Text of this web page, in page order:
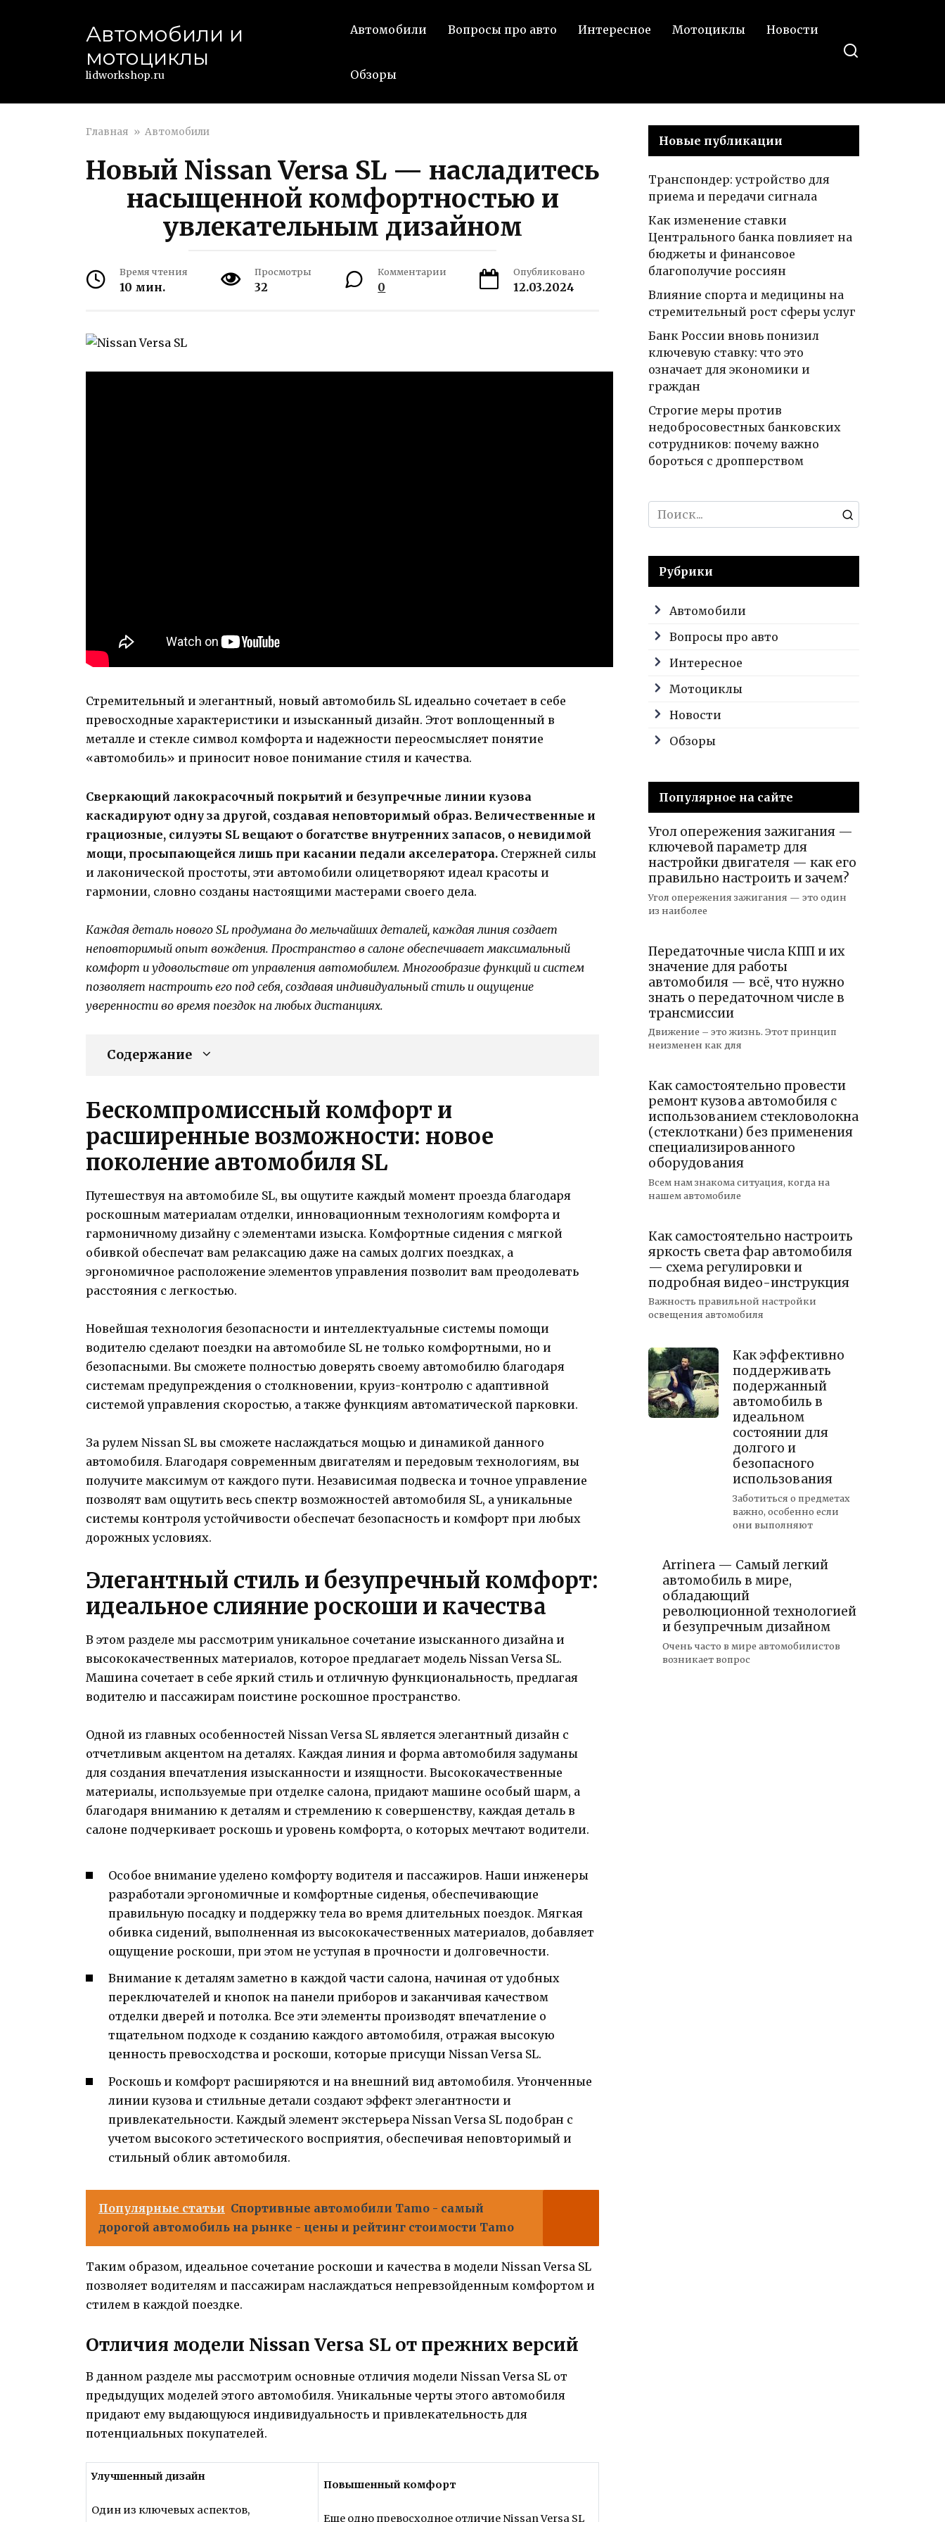
Автомобили и
мотоциклы
lidworkshop.ru
Автомобили Вопросы про авто Интересное Мотоциклы Новости
Обзоры
Главная » Автомобили
Новый Nissan Versa SL — насладитесь
насыщенной комфортностью и
увлекательным дизайном
Время чтения
10 мин.
Просмотры
32
Комментарии
0
Опубликовано
12.03.2024
Стремительный и элегантный, новый автомобиль SL идеально сочетает в себе
превосходные характеристики и изысканный дизайн. Этот воплощенный в
металле и стекле символ комфорта и надежности переосмысляет понятие
«автомобиль» и приносит новое понимание стиля и качества.
Сверкающий лакокрасочный покрытий и безупречные линии кузова
каскадируют одну за другой, создавая неповторимый образ. Величественные и
грациозные, силуэты SL вещают о богатстве внутренних запасов, о невидимой
мощи, просыпающейся лишь при касании педали акселератора. Стержней силы
и лаконической простоты, эти автомобили олицетворяют идеал красоты и
гармонии, словно созданы настоящими мастерами своего дела.
Каждая деталь нового SL продумана до мельчайших деталей, каждая линия создает
неповторимый опыт вождения. Пространство в салоне обеспечивает максимальный
комфорт и удовольствие от управления автомобилем. Многообразие функций и систем
позволяет настроить его под себя, создавая индивидуальный стиль и ощущение
уверенности во время поездок на любых дистанциях.
Содержание
Бескомпромиссный комфорт и
расширенные возможности: новое
поколение автомобиля SL
Путешествуя на автомобиле SL, вы ощутите каждый момент проезда благодаря
роскошным материалам отделки, инновационным технологиям комфорта и
гармоничному дизайну с элементами изыска. Комфортные сидения с мягкой
обивкой обеспечат вам релаксацию даже на самых долгих поездках, а
эргономичное расположение элементов управления позволит вам преодолевать
расстояния с легкостью.
Новейшая технология безопасности и интеллектуальные системы помощи
водителю сделают поездки на автомобиле SL не только комфортными, но и
безопасными. Вы сможете полностью доверять своему автомобилю благодаря
системам предупреждения о столкновении, круиз-контролю с адаптивной
системой управления скоростью, а также функциям автоматической парковки.
За рулем Nissan SL вы сможете наслаждаться мощью и динамикой данного
автомобиля. Благодаря современным двигателям и передовым технологиям, вы
получите максимум от каждого пути. Независимая подвеска и точное управление
позволят вам ощутить весь спектр возможностей автомобиля SL, а уникальные
системы контроля устойчивости обеспечат безопасность и комфорт при любых
дорожных условиях.
Элегантный стиль и безупречный комфорт:
идеальное слияние роскоши и качества
В этом разделе мы рассмотрим уникальное сочетание изысканного дизайна и
высококачественных материалов, которое предлагает модель Nissan Versa SL.
Машина сочетает в себе яркий стиль и отличную функциональность, предлагая
водителю и пассажирам поистине роскошное пространство.
Одной из главных особенностей Nissan Versa SL является элегантный дизайн с
отчетливым акцентом на деталях. Каждая линия и форма автомобиля задуманы
для создания впечатления изысканности и изящности. Высококачественные
материалы, используемые при отделке салона, придают машине особый шарм, а
благодаря вниманию к деталям и стремлению к совершенству, каждая деталь в
салоне подчеркивает роскошь и уровень комфорта, о которых мечтают водители.
Особое внимание уделено комфорту водителя и пассажиров. Наши инженеры
разработали эргономичные и комфортные сиденья, обеспечивающие
правильную посадку и поддержку тела во время длительных поездок. Мягкая
обивка сидений, выполненная из высококачественных материалов, добавляет
ощущение роскоши, при этом не уступая в прочности и долговечности.
Внимание к деталям заметно в каждой части салона, начиная от удобных
переключателей и кнопок на панели приборов и заканчивая качеством
отделки дверей и потолка. Все эти элементы производят впечатление о
тщательном подходе к созданию каждого автомобиля, отражая высокую
ценность превосходства и роскоши, которые присущи Nissan Versa SL.
Роскошь и комфорт расширяются и на внешний вид автомобиля. Утонченные
линии кузова и стильные детали создают эффект элегантности и
привлекательности. Каждый элемент экстерьера Nissan Versa SL подобран с
учетом высокого эстетического восприятия, обеспечивая неповторимый и
стильный облик автомобиля.
Популярные статьи Спортивные автомобили Tamo - самый
дорогой автомобиль на рынке - цены и рейтинг стоимости Tamo
Таким образом, идеальное сочетание роскоши и качества в модели Nissan Versa SL
позволяет водителям и пассажирам наслаждаться непревзойденным комфортом и
стилем в каждой поездке.
Отличия модели Nissan Versa SL от прежних версий
В данном разделе мы рассмотрим основные отличия модели Nissan Versa SL от
предыдущих моделей этого автомобиля. Уникальные черты этого автомобиля
придают ему выдающуюся индивидуальность и привлекательность для
потенциальных покупателей.
Улучшенный дизайн
Один из ключевых аспектов,
Повышенный комфорт
Еще одно превосходное отличие Nissan Versa SL
Новые публикации
Транспондер: устройство для
приема и передачи сигнала
Как изменение ставки
Центрального банка повлияет на
бюджеты и финансовое
благополучие россиян
Влияние спорта и медицины на
стремительный рост сферы услуг
Банк России вновь понизил
ключевую ставку: что это
означает для экономики и
граждан
Строгие меры против
недобросовестных банковских
сотрудников: почему важно
бороться с дропперством
Search
for:
Рубрики
Автомобили
Вопросы про авто
Интересное
Мотоциклы
Новости
Обзоры
Популярное на сайте
Угол опережения зажигания —
ключевой параметр для
настройки двигателя — как его
правильно настроить и зачем?
Угол опережения зажигания — это один
из наиболее
Передаточные числа КПП и их
значение для работы
автомобиля — всё, что нужно
знать о передаточном числе в
трансмиссии
Движение – это жизнь. Этот принцип
неизменен как для
Как самостоятельно провести
ремонт кузова автомобиля с
использованием стекловолокна
(стеклоткани) без применения
специализированного
оборудования
Всем нам знакома ситуация, когда на
нашем автомобиле
Как самостоятельно настроить
яркость света фар автомобиля
— схема регулировки и
подробная видео-инструкция
Важность правильной настройки
освещения автомобиля
Как эффективно
поддерживать
подержанный
автомобиль в
идеальном
состоянии для
долгого и
безопасного
использования
Заботиться о предметах
важно, особенно если
они выполняют
Arrinera — Самый легкий
автомобиль в мире,
обладающий
революционной технологией
и безупречным дизайном
Очень часто в мире автомобилистов
возникает вопрос